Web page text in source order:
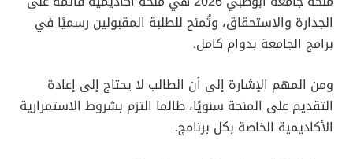
الجدارة والاستحقاق، وتُمنح للطلبة المقبولين رسميًا في
برامج الجامعة بدوام كامل.
ومن المهم الإشارة إلى أن الطالب لا يحتاج إلى إعادة
التقديم على المنحة سنويًا، طالما التزم بشروط الاستمرارية
الأكاديمية الخاصة بكل برنامج.